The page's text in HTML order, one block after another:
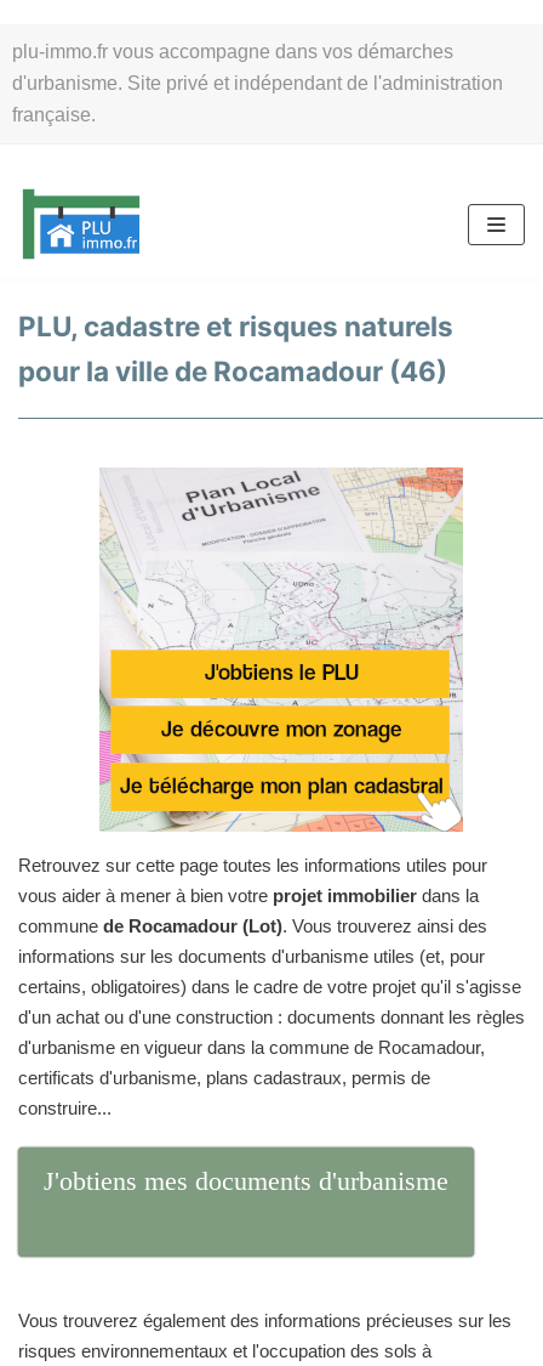
plu-immo.fr vous accompagne dans vos démarches
d'urbanisme. Site privé et indépendant de l'administration
française.
au
contenu
PLU, cadastre et risques naturels
pour la ville de Rocamadour (46)
Retrouvez sur cette page toutes les informations utiles pour
vous aider à mener à bien votre projet immobilier dans la
commune de Rocamadour (Lot). Vous trouverez ainsi des
informations sur les documents d'urbanisme utiles (et, pour
certains, obligatoires) dans le cadre de votre projet qu'il s'agisse
d'un achat ou d'une construction : documents donnant les règles
d'urbanisme en vigueur dans la commune de Rocamadour,
certificats d'urbanisme, plans cadastraux, permis de
construire...
J'obtiens mes documents d'urbanisme
Vous trouverez également des informations précieuses sur les
risques environnementaux et l'occupation des sols à